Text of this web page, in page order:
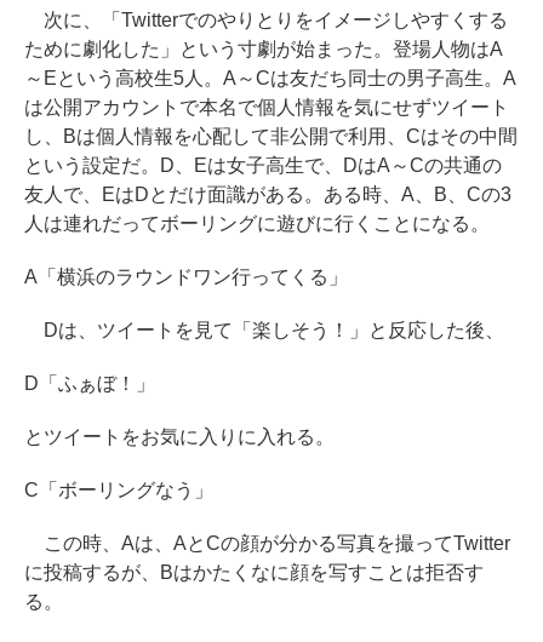
次に、「Twitterでのやりとりをイメージしやすくする
ために劇化した」という寸劇が始まった。登場人物はA
～Eという高校生5人。A～Cは友だち同士の男子高生。A
は公開アカウントで本名で個人情報を気にせずツイート
し、Bは個人情報を心配して非公開で利用、Cはその中間
という設定だ。D、Eは女子高生で、DはA～Cの共通の
友人で、EはDとだけ面識がある。ある時、A、B、Cの3
人は連れだってボーリングに遊びに行くことになる。
A「横浜のラウンドワン行ってくる」
Dは、ツイートを見て「楽しそう！」と反応した後、
D「ふぁぼ！」
とツイートをお気に入りに入れる。
C「ボーリングなう」
この時、Aは、AとCの顔が分かる写真を撮ってTwitter
に投稿するが、Bはかたくなに顔を写すことは拒否す
る。